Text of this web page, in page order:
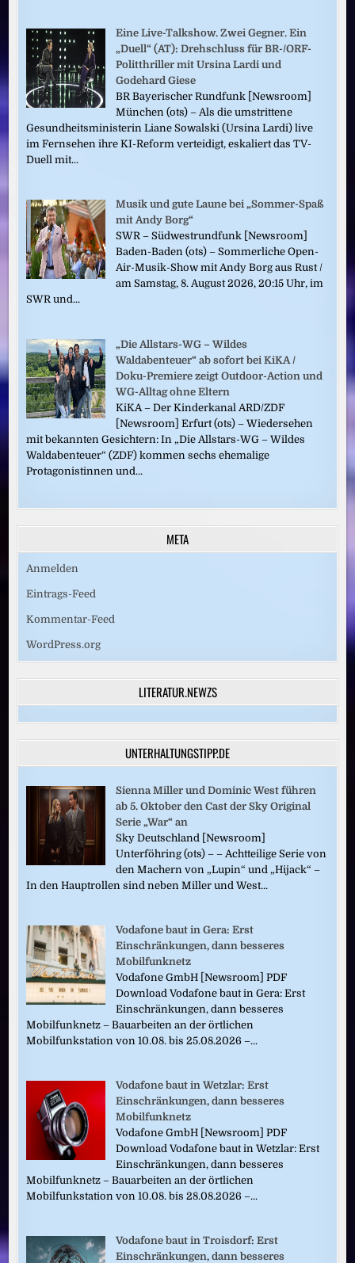
Eine Live-Talkshow. Zwei Gegner. Ein
„Duell“ (AT): Drehschluss für BR-/ORF-
Politthriller mit Ursina Lardi und
Godehard Giese
BR Bayerischer Rundfunk [Newsroom]
München (ots) – Als die umstrittene
Gesundheitsministerin Liane Sowalski (Ursina Lardi) live
im Fernsehen ihre KI-Reform verteidigt, eskaliert das TV-
Duell mit...
Musik und gute Laune bei „Sommer-Spaß
mit Andy Borg“
SWR – Südwestrundfunk [Newsroom]
Baden-Baden (ots) – Sommerliche Open-
Air-Musik-Show mit Andy Borg aus Rust /
am Samstag, 8. August 2026, 20:15 Uhr, im
SWR und...
„Die Allstars-WG – Wildes
Waldabenteuer“ ab sofort bei KiKA /
Doku-Premiere zeigt Outdoor-Action und
WG-Alltag ohne Eltern
KiKA – Der Kinderkanal ARD/ZDF
[Newsroom] Erfurt (ots) – Wiedersehen
mit bekannten Gesichtern: In „Die Allstars-WG – Wildes
Waldabenteuer“ (ZDF) kommen sechs ehemalige
Protagonistinnen und...
META
Anmelden
Eintrags-Feed
Kommentar-Feed
WordPress.org
LITERATUR.NEWZS
UNTERHALTUNGSTIPP.DE
Sienna Miller und Dominic West führen
ab 5. Oktober den Cast der Sky Original
Serie „War“ an
Sky Deutschland [Newsroom]
Unterföhring (ots) – – Achtteilige Serie von
den Machern von „Lupin“ und „Hijack“ –
In den Hauptrollen sind neben Miller und West...
Vodafone baut in Gera: Erst
Einschränkungen, dann besseres
Mobilfunknetz
Vodafone GmbH [Newsroom] PDF
Download Vodafone baut in Gera: Erst
Einschränkungen, dann besseres
Mobilfunknetz – Bauarbeiten an der örtlichen
Mobilfunkstation von 10.08. bis 25.08.2026 –...
Vodafone baut in Wetzlar: Erst
Einschränkungen, dann besseres
Mobilfunknetz
Vodafone GmbH [Newsroom] PDF
Download Vodafone baut in Wetzlar: Erst
Einschränkungen, dann besseres
Mobilfunknetz – Bauarbeiten an der örtlichen
Mobilfunkstation von 10.08. bis 28.08.2026 –...
Vodafone baut in Troisdorf: Erst
Einschränkungen, dann besseres